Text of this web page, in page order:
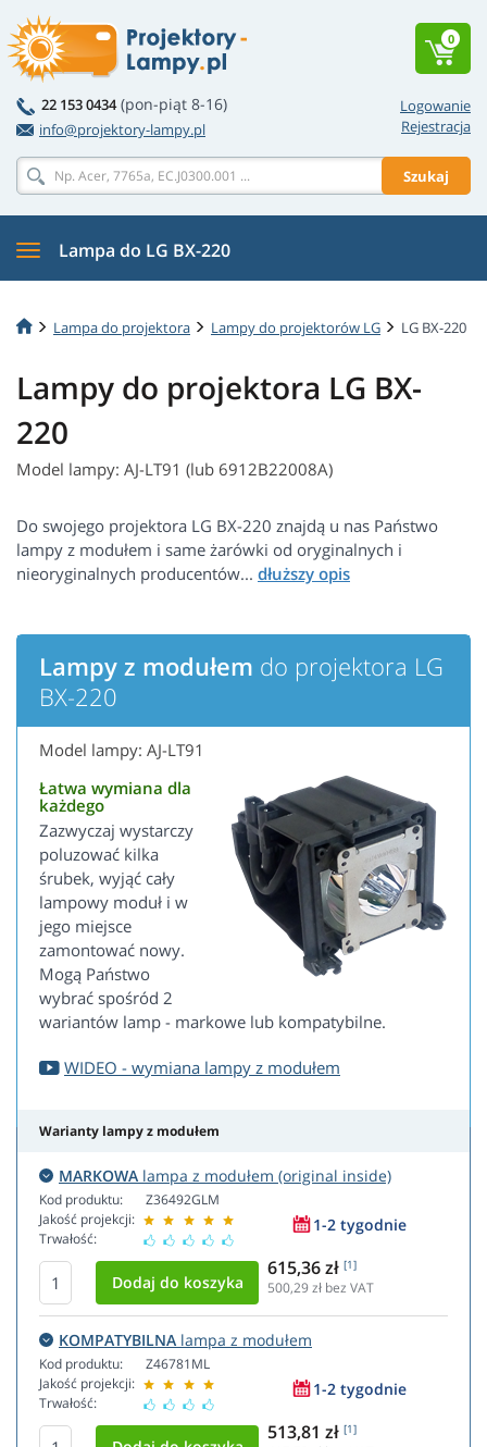
Logowanie
Rejestracja
22 153 0434 (pon-piąt 8-16)
info@projektory-lampy.pl
Szukaj
0
Lampa do LG BX-220
Lampa do projektora Lampy do projektorów LG LG BX-220
Lampy do projektora LG BX-
220
Model lampy: AJ-LT91 (lub 6912B22008A)
Do swojego projektora LG BX-220 znajdą u nas Państwo
lampy z modułem i same żarówki od oryginalnych i
nieoryginalnych producentów...
Lampy z modułem do projektora LG
BX-220
Model lampy: AJ-LT91
Łatwa wymiana dla
każdego
Zazwyczaj wystarczy
poluzować kilka
śrubek, wyjąć cały
lampowy moduł i w
jego miejsce
zamontować nowy.
Mogą Państwo
wybrać spośród 2
wariantów lamp - markowe lub kompatybilne.
WIDEO - wymiana lampy z modułem
Warianty lampy z modułem
MARKOWA lampa z modułem (original inside)
Kod produktu:
Jakość projekcji:
Trwałość:
Z36492GLM
1-2 tygodnie
615,36 zł [1]
500,29zł bez VAT
KOMPATYBILNA lampa z modułem
Kod produktu:
Jakość projekcji:
Trwałość:
Z46781ML
1-2 tygodnie
513,81 zł [1]